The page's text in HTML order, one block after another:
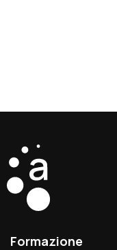
Formazione